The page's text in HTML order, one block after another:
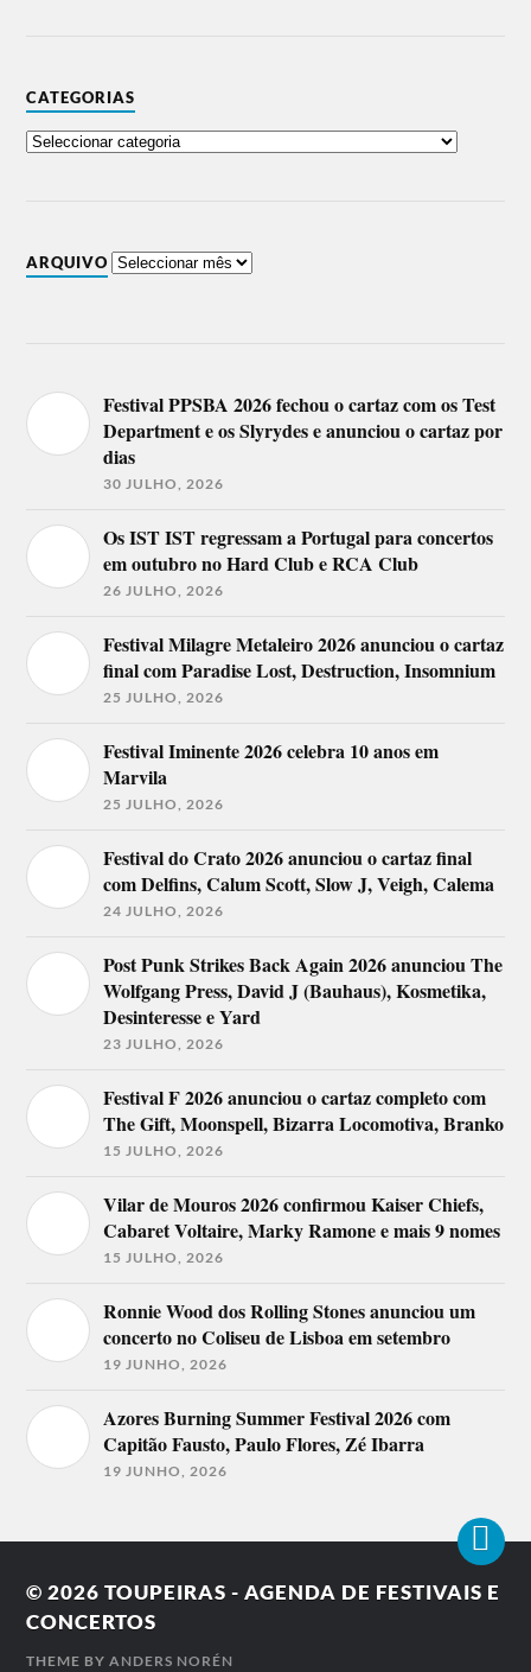
CATEGORIAS
ARQUIVO
Festival PPSBA 2026 fechou o cartaz com os Test
Department e os Slyrydes e anunciou o cartaz por
dias
30 JULHO, 2026
Os IST IST regressam a Portugal para concertos
em outubro no Hard Club e RCA Club
26 JULHO, 2026
Festival Milagre Metaleiro 2026 anunciou o cartaz
final com Paradise Lost, Destruction, Insomnium
25 JULHO, 2026
Festival Iminente 2026 celebra 10 anos em
Marvila
25 JULHO, 2026
Festival do Crato 2026 anunciou o cartaz final
com Delfins, Calum Scott, Slow J, Veigh, Calema
24 JULHO, 2026
Post Punk Strikes Back Again 2026 anunciou The
Wolfgang Press, David J (Bauhaus), Kosmetika,
Desinteresse e Yard
23 JULHO, 2026
Festival F 2026 anunciou o cartaz completo com
The Gift, Moonspell, Bizarra Locomotiva, Branko
15 JULHO, 2026
Vilar de Mouros 2026 confirmou Kaiser Chiefs,
Cabaret Voltaire, Marky Ramone e mais 9 nomes
15 JULHO, 2026
Ronnie Wood dos Rolling Stones anunciou um
concerto no Coliseu de Lisboa em setembro
19 JUNHO, 2026
Azores Burning Summer Festival 2026 com
Capitão Fausto, Paulo Flores, Zé Ibarra
19 JUNHO, 2026
© 2026TOUPEIRAS - AGENDA DE FESTIVAIS E
CONCERTOS
THEME BYANDERS NORÉN